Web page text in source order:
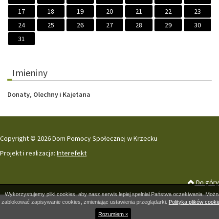
17
18 19 20 21 22
23
24
25 26 27 28 29
30
31
Imieniny
Donaty, Olechnyi Kajetana
Copyright © 2026 Dom Pomocy Społecznej w Krzecku
Projekt i realizacja: Interefekt
Do góry
Wykorzystujemy pliki cookies, aby nasz serwis lepiej spełniał Państwa oczekiwania.
zablokować zapisywanie cookies, zmieniając ustawienia przeglądarki. Polityka plików
Rozumiem ×